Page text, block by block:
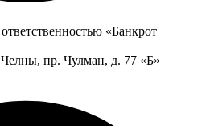
«Банкрот
пр. Чулман, д. 77 «Б»